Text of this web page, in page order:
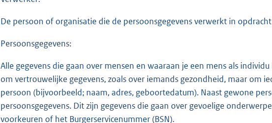
De persoon of organisatie die de persoonsgegevens verwerkt in
Persoonsgegevens:
Alle gegevens die gaan over mensen en waaraan je een mens als
om vertrouwelijke gegevens, zoals over iemands gezondheid, maar om
persoon (bijvoorbeeld; naam, adres, geboortedatum). Naast gewone
persoonsgegevens. Dit zijn gegevens die gaan over gevoelige
voorkeuren of het Burgerservicenummer (BSN).